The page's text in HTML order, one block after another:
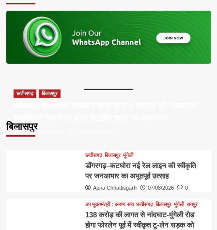
बिलासपुर
छत्तीसगढ़ बिलासपुर
Apna Chhattisgarh
छत्तीसगढ़ बिलासपुर मुंगेली
डोंगरगढ़–कटघोरा नई रेल लाइन की स्वीकृति
पर जनआभार का अभूतपूर्व उत्साह
Apna Chhattisgarh 07/08/2026 0
उप मुख्यमंत्री : अरुण साव छत्तीसगढ़ बिलासपुर मुंगेली रायपुर
138 करोड़ की लागत से नांदघाट-मुंगेली रोड
होगा फोरलेन पूर्व में स्वीकृत टू-लेन सड़क को